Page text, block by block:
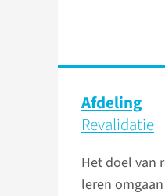
Afdeling
Revalidatie
Het doel van
leren